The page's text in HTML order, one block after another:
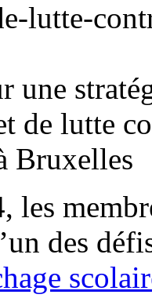
lutte-
les
des